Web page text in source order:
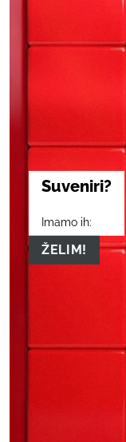
Suveniri?
Imamo ih:
ŽELIM!